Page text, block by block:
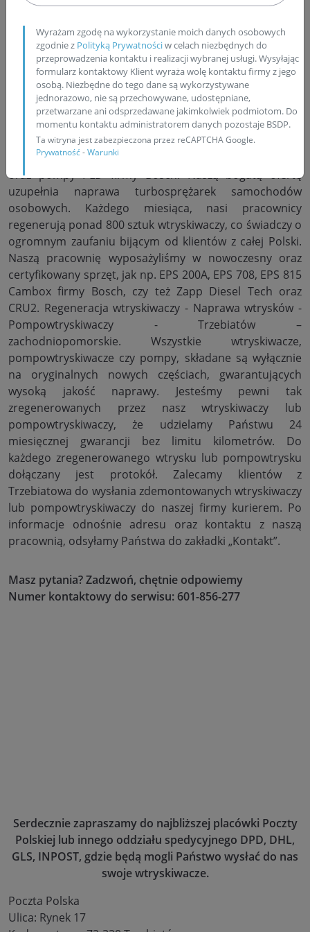
zaznajomienia się z ofertą usług, oferowanych przez
firmę Bosch Service Pawlik. Nasza firma od 1994 roku
zajmuje się naprawą podzespołów, odpowiedzialnych za
zasilanie silnika wysokoprężnego w paliwo, a także za
doładowanie silników. W szczególności, nasza firma
wykonuje profesjonalną regenerację wtryskiwaczy
Common Rail firmy Bosch, Delphi, Denso oraz Siemens,
regenerację pompowtryskiwaczy samochodów
osobowych grupy VW: Volkswagen, Audi, Skoda i Seat,
naprawę pompowtryskiwaczy samochodów ciężarowych
oraz pompy PLD firmy Bosch. Naszą bogatą ofertę
uzupełnia naprawa turbosprężarek samochodów
osobowych. Każdego miesiąca, nasi pracownicy
regenerują ponad 800 sztuk wtryskiwaczy, co świadczy o
ogromnym zaufaniu bijącym od klientów z całej Polski.
Naszą pracownię wyposażyliśmy w nowoczesny oraz
certyfikowany sprzęt, jak np. EPS 200A, EPS 708, EPS 815
Cambox firmy Bosch, czy też Zapp Diesel Tech oraz
CRU2. Regeneracja wtryskiwaczy - Naprawa wtrysków -
Pompowtryskiwaczy - Trzebiatów –
zachodniopomorskie. Wszystkie wtryskiwacze,
pompowtryskiwacze czy pompy, składane są wyłącznie
na oryginalnych nowych częściach, gwarantujących
wysoką jakość naprawy. Jesteśmy pewni tak
zregenerowanych przez nasz wtryskiwaczy lub
pompowtryskiwaczy, że udzielamy Państwu 24
miesięcznej gwarancji bez limitu kilometrów. Do
każdego zregenerowanego wtrysku lub pompowtrysku
dołączany jest protokół. Zalecamy klientów z
Trzebiatowa do wysłania zdemontowanych wtryskiwaczy
lub pompowtryskiwaczy do naszej firmy kurierem. Po
informacje odnośnie adresu oraz kontaktu z naszą
pracownią, odsyłamy Państwa do zakładki „Kontakt”.
Masz pytania? Zadzwoń, chętnie odpowiemy
Numer kontaktowy do serwisu: 601-856-277
Serdecznie zapraszamy do najbliższej placówki Poczty
Polskiej lub innego oddziału spedycyjnego DPD, DHL,
GLS, INPOST, gdzie będą mogli Państwo wysłać do nas
swoje wtryskiwacze.
Poczta Polska
Ulica: Rynek 17
Wyrażam zgodę na wykorzystanie moich danych osobowych
zgodnie z Polityką Prywatnościw celach niezbędnych do
przeprowadzenia kontaktu i realizacji wybranej usługi. Wysyłając
formularz kontaktowy Klient wyraża wolę kontaktu firmy z jego
osobą. Niezbędne do tego dane są wykorzystywane
jednorazowo, nie są przechowywane, udostępniane,
przetwarzane ani odsprzedawane jakimkolwiek podmiotom. Do
momentu kontaktu administratorem danych pozostaje BSDP.
Ta witryna jest zabezpieczona przez reCAPTCHA Google.
Prywatność-Warunki